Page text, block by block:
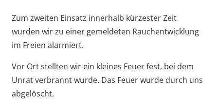
Zum zweiten Einsatz innerhalb kürzester Zeit
wurden wir zu einer gemeldeten Rauchentwicklung
im Freien alarmiert.
Vor Ort stellten wir ein kleines Feuer fest, bei dem
Unrat verbrannt wurde. Das Feuer wurde durch uns
abgelöscht.